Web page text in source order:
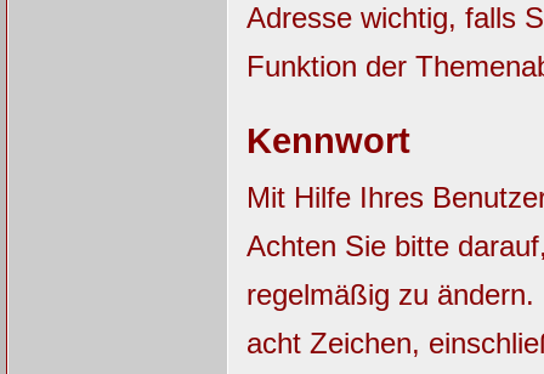
Adresse wichtig, falls
Funktion der
Kennwort
Mit Hilfe Ihres
Achten Sie bitte
regelmäßig zu
acht Zeichen,